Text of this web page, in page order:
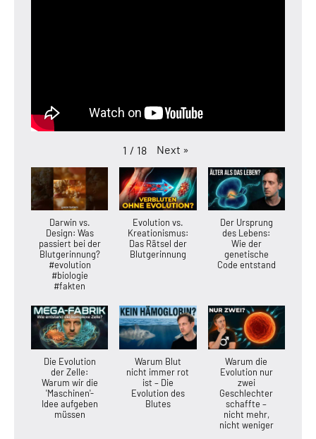
1 / 18 Next »
Darwin vs.
Design: Was
passiert bei der
Blutgerinnung?
#evolution
#biologie
#fakten
Evolution vs.
Kreationismus:
Das Rätsel der
Blutgerinnung
Der Ursprung
des Lebens:
Wie der
genetische
Code entstand
Die Evolution
der Zelle:
Warum wir die
'Maschinen'-
Idee aufgeben
müssen
Warum Blut
nicht immer rot
ist – Die
Evolution des
Blutes
Warum die
Evolution nur
zwei
Geschlechter
schaffte –
nicht mehr,
nicht weniger